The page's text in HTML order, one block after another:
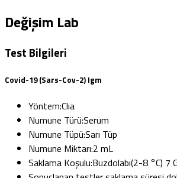
Değişim Lab
Test Bilgileri
Covid-19 (Sars-Cov-2) Igm
Yöntem:Clıa
Numune Türü:Serum
Numune Tüpü:Sarı Tüp
Numune Miktarı:2 mL
Saklama Koşulu:Buzdolabı(2-8 °C) 7